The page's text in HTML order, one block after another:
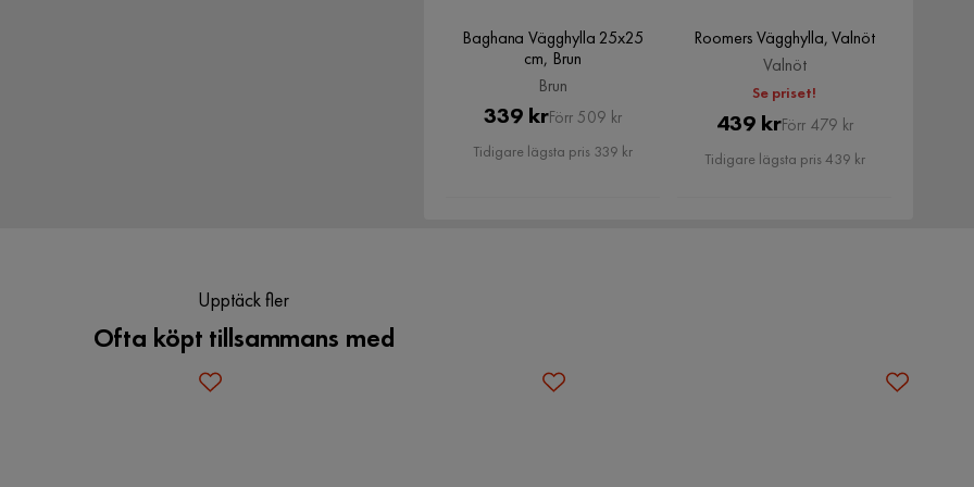
Baghana Vägghylla 25x25
cm, Brun
Brun
Pris
339 krOriginal
Pris
Förr 509 kr
Tidigare lägsta pris 339 kr
Roomers Vägghylla, Valnöt
Valnöt
Se priset!
Pris
439 krOriginal
Pris
Förr 479 kr
Tidigare lägsta pris 439 kr
Upptäck fler
Ofta köpt tillsammans med